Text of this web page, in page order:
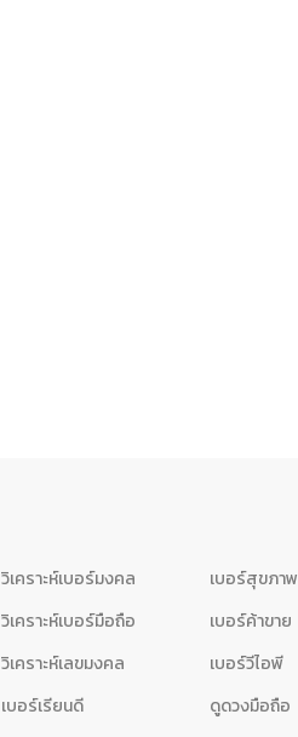
วิเคราะห์เบอร์มงคล
วิเคราะห์เบอร์มือถือ
วิเคราะห์เลขมงคล
เบอร์เรียนดี
เบอร์สุขภาพ
เบอร์ค้าขาย
เบอร์วีไอพี
ดูดวงมือถือ